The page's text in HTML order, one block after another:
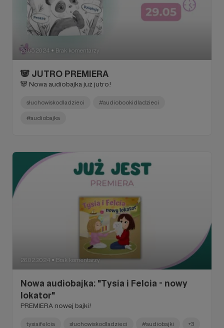
28.05.2024 ● Brak komentarzy
🐼 JUTRO PREMIERA
🐼 Nowa audiobajka już jutro!
słuchowiskodladzieci #audiobookidladzieci
#audiobajka
26.02.2024 ● Brak komentarzy
Nowa audiobajka: "Tysia i Felcia - nowy
lokator"
PREMIERA nowej bajki!
tysiaifelcia słuchowiskodladzieci #audiobajki +3